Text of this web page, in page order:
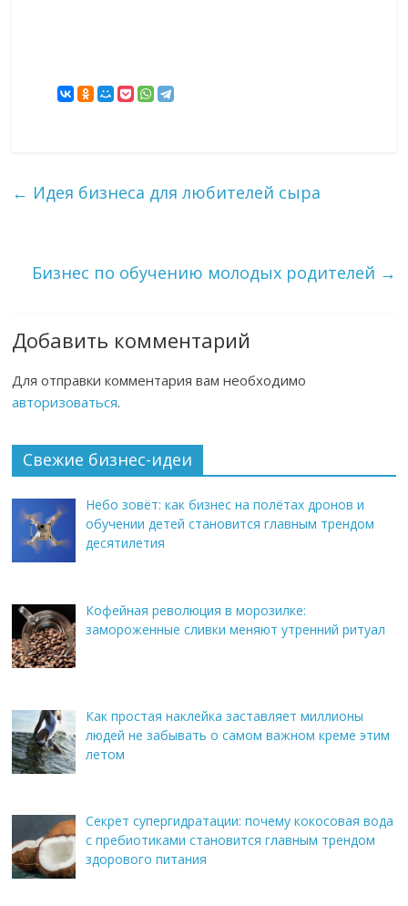
← Идея бизнеса для любителей сыра
Бизнес по обучению молодых родителей →
Добавить комментарий
Для отправки комментария вам необходимо
авторизоваться.
Свежие бизнес-идеи
Небо зовёт: как бизнес на полётах дронов и
обучении детей становится главным трендом
десятилетия
Кофейная революция в морозилке:
замороженные сливки меняют утренний ритуал
Как простая наклейка заставляет миллионы
людей не забывать о самом важном креме этим
летом
Секрет супергидратации: почему кокосовая вода
с пребиотиками становится главным трендом
здорового питания